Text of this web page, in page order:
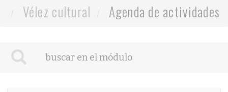
Vélez cultural
Agenda de actividades